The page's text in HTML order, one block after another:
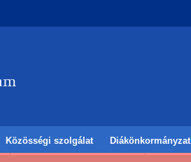
Közösségi szolgálat Diákönkormányzat